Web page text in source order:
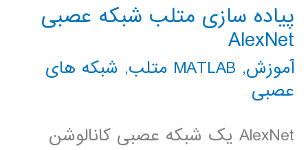
عصبی
GoogLeNet
پیاده سازی متلب شبکه عصبی
AlexNet
آموزش, MATLAB متلب , شبکه های
عصبی
AlexNet یک شبکه عصبی کانالوشن